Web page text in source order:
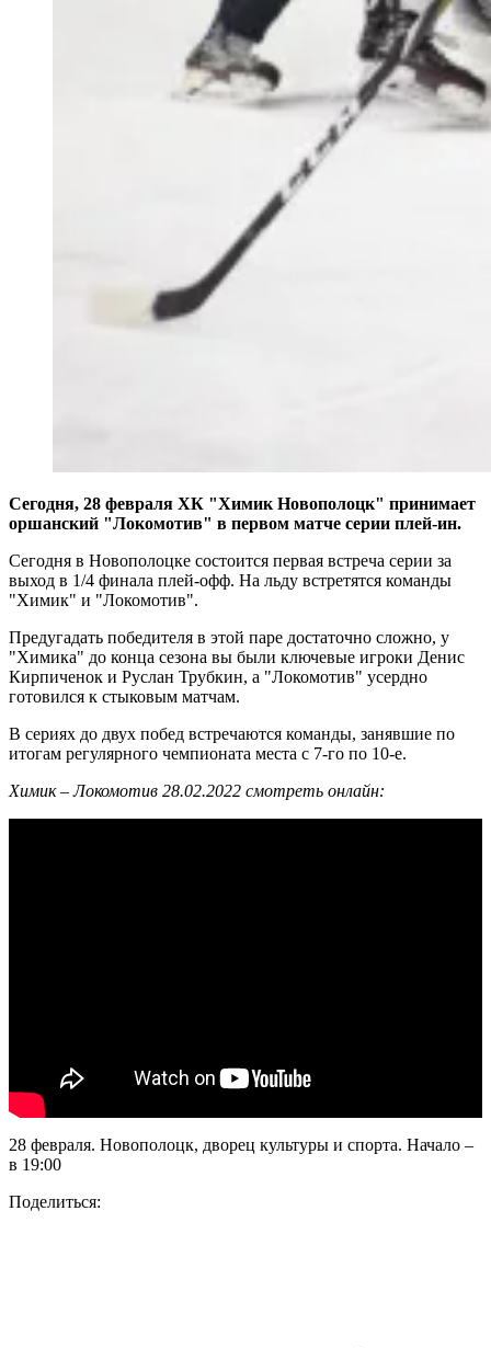
Сегодня, 28 февраля ХК "Химик Новополоцк" принимает
оршанский "Локомотив" в первом матче серии плей-ин.
Сегодня в Новополоцке состоится первая встреча серии за
выход в 1/4 финала плей-офф. На льду встретятся команды
"Химик" и "Локомотив".
Предугадать победителя в этой паре достаточно сложно, у
"Химика" до конца сезона вы были ключевые игроки Денис
Кирпиченок и Руслан Трубкин, а "Локомотив" усердно
готовился к стыковым матчам.
В сериях до двух побед встречаются команды, занявшие по
итогам регулярного чемпионата места с 7-го по 10-е.
Химик – Локомотив 28.02.2022 смотреть онлайн:
28 февраля. Новополоцк, дворец культуры и спорта. Начало –
в 19:00
Поделиться: